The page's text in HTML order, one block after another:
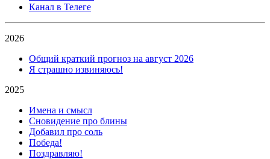
Канал в Телеге
2026
Общий краткий прогноз на август 2026
Я страшно извиняюсь!
2025
Имена и смысл
Сновидение про блины
Добавил про соль
Победа!
Поздравляю!